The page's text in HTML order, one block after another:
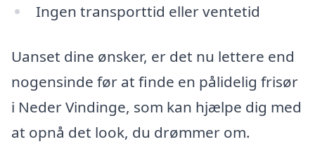
Ingen transporttid eller ventetid
Uanset dine ønsker, er det nu lettere end
nogensinde før at finde en pålidelig frisør
i Neder Vindinge, som kan hjælpe dig med
at opnå det look, du drømmer om.